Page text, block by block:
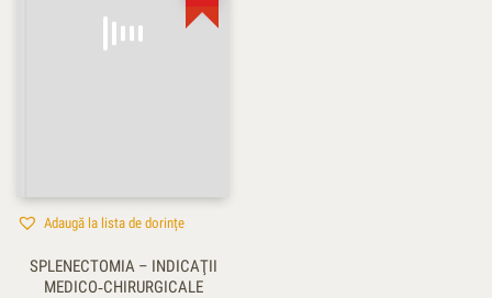
Adaugă la lista de dorințe
SPLENECTOMIA – INDICAŢII
MEDICO‑CHIRURGICALE